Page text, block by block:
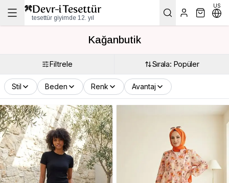
tesettür giyimde 12. yıl
US
Kağanbutik
Filtrele Sırala: Popüler
Stil Beden Renk Avantaj